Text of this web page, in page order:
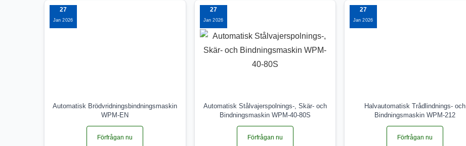
27
Jan 2026
Automatisk Brödvridningsbindningsmaskin
WPM-EN
Förfrågan nu
27
Jan 2026
Automatisk Stålvajerspolnings-, Skär- och
Bindningsmaskin WPM-40-80S
Förfrågan nu
27
Jan 2026
Halvautomatisk Trådlindnings- och
Bindningsmaskin WPM-212
Förfrågan nu